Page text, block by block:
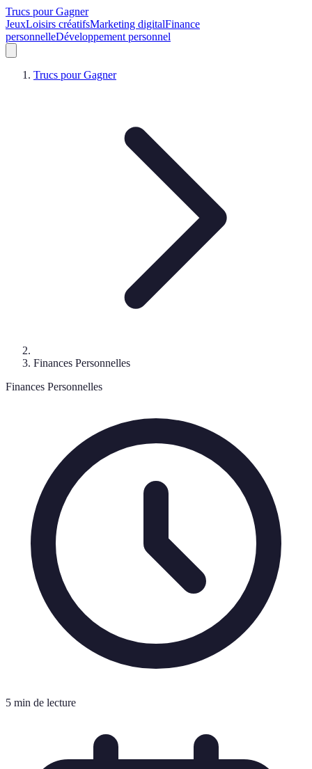
Trucs pour Gagner
JeuxLoisirs créatifsMarketing digitalFinance
personnelleDéveloppement personnel
Trucs pour Gagner
Finances Personnelles
Finances Personnelles
5 min de lecture